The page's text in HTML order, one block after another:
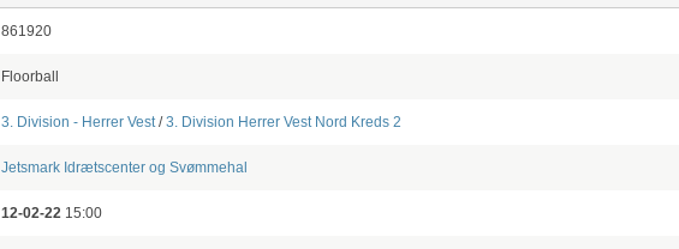
861920
Floorball
3. Division - Herrer Vest/3. Division Herrer Vest Nord Kreds 2
Jetsmark Idrætscenter og Svømmehal
12-02-22 15:00